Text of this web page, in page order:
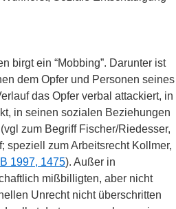
birgt ein “Mobbing”. Darunter ist
dem Opfer und Personen seines
das Opfer verbal attackiert, in
in seinen sozialen Beziehungen
zum Begriff Fischer/Riedesser,
speziell zum Arbeitsrecht Kollmer,
1997, 1475). Außer in
mißbilligten, aber nicht
Unrecht nicht überschritten